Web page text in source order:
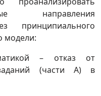
направления
принципиального
модели:
– отказ от
(части А) в